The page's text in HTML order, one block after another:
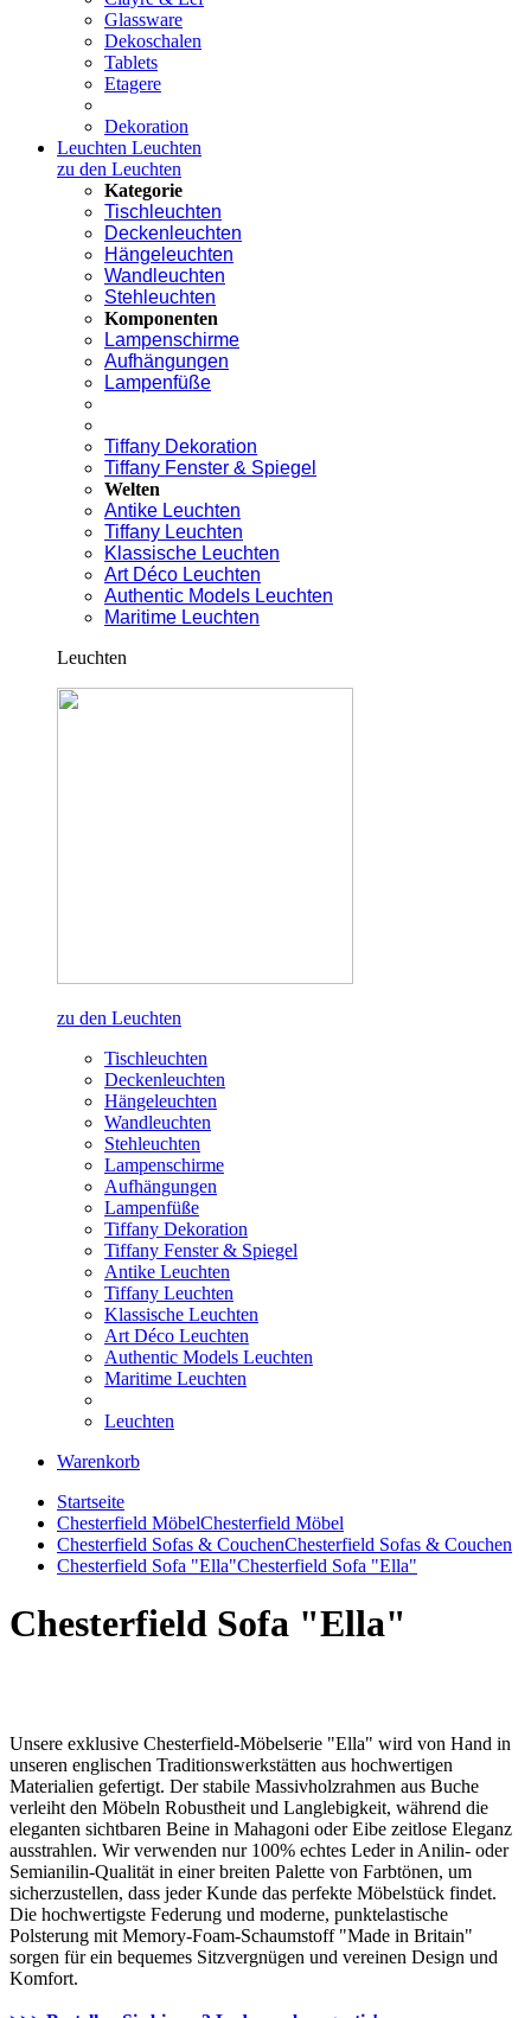
Glassware
Dekoschalen
Tablets
Etagere
Dekoration
Leuchten Leuchten
zu den Leuchten
Kategorie
Tischleuchten
Deckenleuchten
Hängeleuchten
Wandleuchten
Stehleuchten
Komponenten
Lampenschirme
Aufhängungen
Lampenfüße
Tiffany Dekoration
Tiffany Fenster & Spiegel
Welten
Antike Leuchten
Tiffany Leuchten
Klassische Leuchten
Art Déco Leuchten
Authentic Models Leuchten
Maritime Leuchten
Leuchten
zu den Leuchten
Tischleuchten
Deckenleuchten
Hängeleuchten
Wandleuchten
Stehleuchten
Lampenschirme
Aufhängungen
Lampenfüße
Tiffany Dekoration
Tiffany Fenster & Spiegel
Antike Leuchten
Tiffany Leuchten
Klassische Leuchten
Art Déco Leuchten
Authentic Models Leuchten
Maritime Leuchten
Leuchten
Warenkorb
Startseite
Chesterfield MöbelChesterfield Möbel
Chesterfield Sofas & CouchenChesterfield Sofas & Couchen
Chesterfield Sofa "Ella"Chesterfield Sofa "Ella"
Chesterfield Sofa "Ella"
Unsere exklusive Chesterfield-Möbelserie "Ella" wird von Hand in
unseren englischen Traditionswerkstätten aus hochwertigen
Materialien gefertigt. Der stabile Massivholzrahmen aus Buche
verleiht den Möbeln Robustheit und Langlebigkeit, während die
eleganten sichtbaren Beine in Mahagoni oder Eibe zeitlose Eleganz
ausstrahlen. Wir verwenden nur 100% echtes Leder in Anilin- oder
Semianilin-Qualität in einer breiten Palette von Farbtönen, um
sicherzustellen, dass jeder Kunde das perfekte Möbelstück findet.
Die hochwertigste Federung und moderne, punktelastische
Polsterung mit Memory-Foam-Schaumstoff "Made in Britain"
sorgen für ein bequemes Sitzvergnügen und vereinen Design und
Komfort.